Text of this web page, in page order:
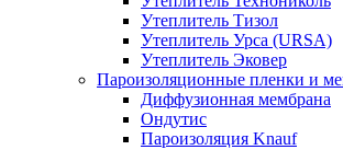
Утеплитель Тизол
Утеплитель Урса (URSA)
Утеплитель Эковер
Пароизоляционные пленки и
Диффузионная мембрана
Ондутис
Пароизоляция Knauf